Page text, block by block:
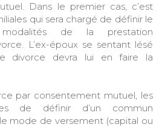
Dans le premier cas, c’est
qui sera chargé de définir le
de la prestation
L’ex-époux se sentant lésé
divorce devra lui en faire la
par consentement mutuel, les
de définir d’un commun
mode de versement (capital ou